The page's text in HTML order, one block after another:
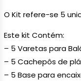
O Kit refere-se 5
Este kit Contém:
– 5 Varetas para
– 5 Cachepôs de
– 5 Base para